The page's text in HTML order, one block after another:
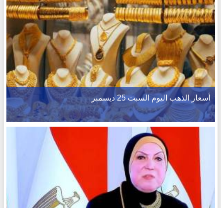
أسعار الذهب اليوم السبت 25 ديسمبر